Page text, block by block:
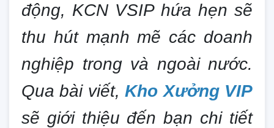
động, KCN VSIP hứa hẹn sẽ
thu hút mạnh mẽ các doanh
nghiệp trong và ngoài nước.
Qua bài viết,Kho Xưởng VIP
sẽ giới thiệu đến bạn chi tiết